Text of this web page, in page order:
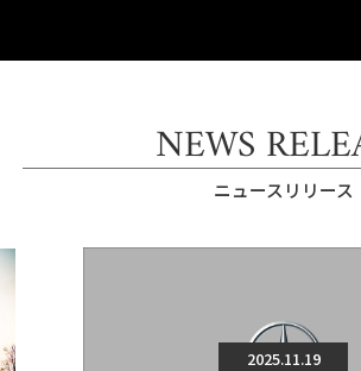
NEWS
ニュースリリース
2025.11.19